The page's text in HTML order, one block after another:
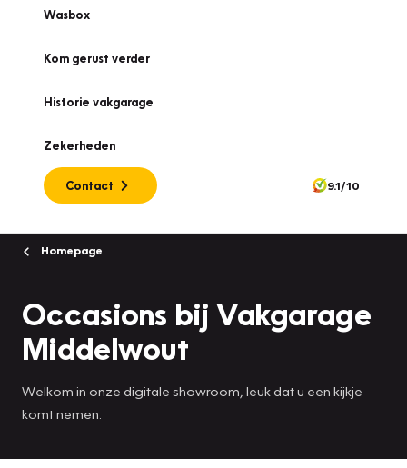
Wasbox
Kom gerust verder
Historie vakgarage
Zekerheden
Contact 9.1/10
Homepage
Occasions bij Vakgarage
Middelwout
Welkom in onze digitale showroom, leuk dat u een kijkje
komt nemen.